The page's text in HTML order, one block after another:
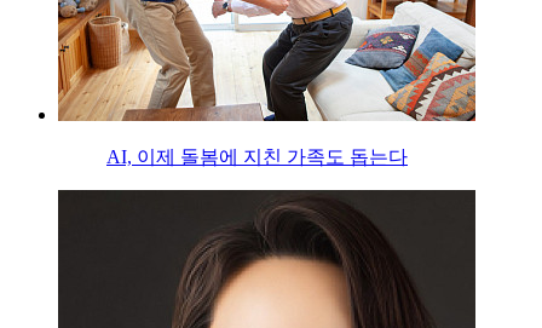
AI, 이제 돌봄에 지친 가족도 돕는다